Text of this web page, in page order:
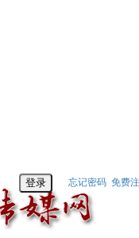
忘记密码 免费